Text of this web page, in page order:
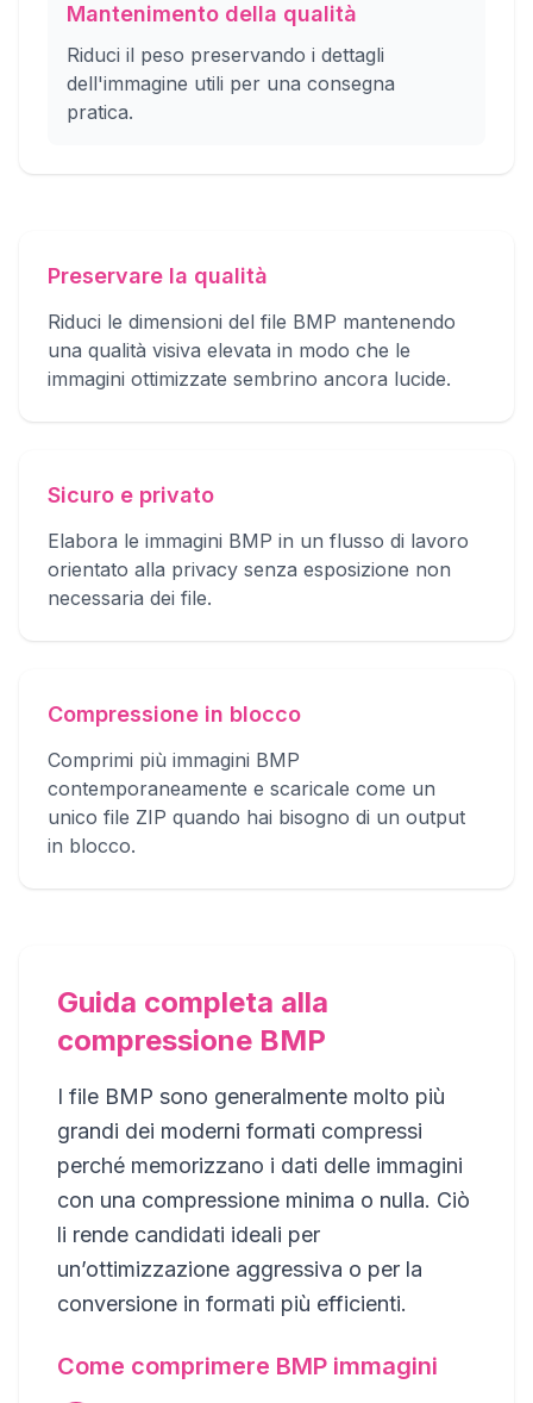
Mantenimento della qualità
Riduci il peso preservando i dettagli
dell'immagine utili per una consegna
pratica.
Preservare la qualità
Riduci le dimensioni del file BMP mantenendo
una qualità visiva elevata in modo che le
immagini ottimizzate sembrino ancora lucide.
Sicuro e privato
Elabora le immagini BMP in un flusso di lavoro
orientato alla privacy senza esposizione non
necessaria dei file.
Compressione in blocco
Comprimi più immagini BMP
contemporaneamente e scaricale come un
unico file ZIP quando hai bisogno di un output
in blocco.
Guida completa alla
compressione BMP
I file BMP sono generalmente molto più
grandi dei moderni formati compressi
perché memorizzano i dati delle immagini
con una compressione minima o nulla. Ciò
li rende candidati ideali per
un’ottimizzazione aggressiva o per la
conversione in formati più efficienti.
Come comprimere BMP immagini